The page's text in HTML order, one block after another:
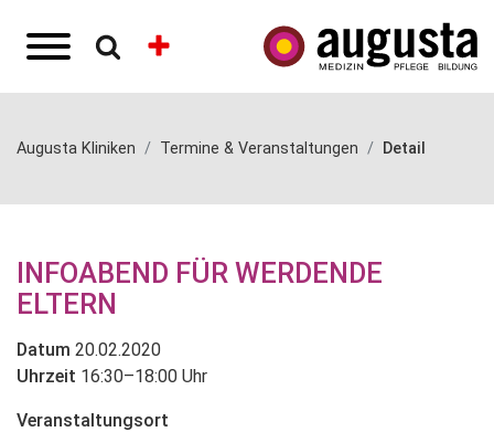
Augusta Kliniken Termine & Veranstaltungen Detail
INFOABEND FÜR WERDENDE
ELTERN
Datum 20.02.2020
Uhrzeit 16:30–18:00 Uhr
Veranstaltungsort